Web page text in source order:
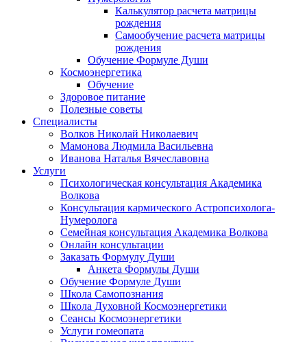
Калькулятор расчета матрицы
рождения
Самообучение расчета матрицы
рождения
Обучение Формуле Души
Космоэнергетика
Обучение
Здоровое питание
Полезные советы
Специалисты
Волков Николай Николаевич
Мамонова Людмила Васильевна
Иванова Наталья Вячеславовна
Услуги
Психологическая консультация Академика
Волкова
Консультация кармического Астропсихолога-
Нумеролога
Семейная консультация Академика Волкова
Онлайн консультации
Заказать Формулу Души
Анкета Формулы Души
Обучение Формуле Души
Школа Самопознания
Школа Духовной Космоэнергетики
Сеансы Космоэнергетики
Услуги гомеопата